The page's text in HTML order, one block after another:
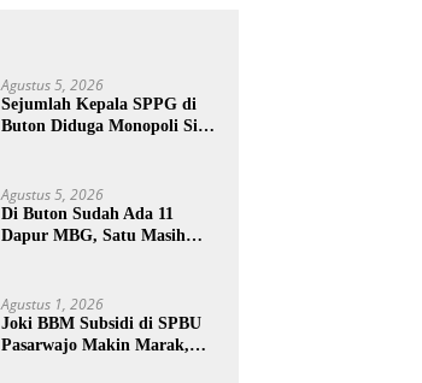
Agustus 5, 2026
Sejumlah Kepala SPPG di
Buton Diduga Monopoli Sisa
Keuntungan Pribadi
Agustus 5, 2026
Di Buton Sudah Ada 11
Dapur MBG, Satu Masih
Agustus 1, 2026
Joki BBM Subsidi di SPBU
Pasarwajo Makin Marak,